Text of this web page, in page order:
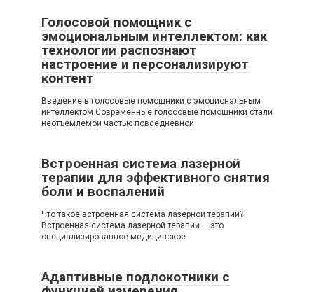
Голосовой помощник с
эмоциональным интеллектом: как
технологии распознают
настроение и персонализируют
контент
Введение в голосовые помощники с эмоциональным
интеллектом Современные голосовые помощники стали
неотъемлемой частью повседневной
Встроенная система лазерной
терапии для эффективного снятия
боли и воспалений
Что такое встроенная система лазерной терапии?
Встроенная система лазерной терапии — это
специализированное медицинское
Адаптивные подлокотники с